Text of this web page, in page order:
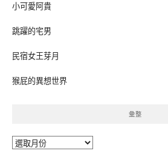
小可愛阿貴
跳躍的宅男
民宿女王芽月
猴屁的異想世界
彙整
彙